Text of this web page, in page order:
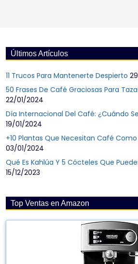
Últimos Artículos
11 Trucos Para Mantenerte Despierto
50 Frases De Café Graciosas Para
22/01/2024
Día Internacional Del Café: ¿Cuándo
19/01/2024
+10 Plantas Que Necesitan Café
03/01/2024
Qué Es Kahlúa Y 5 Cócteles Que
15/12/2023
Top Ventas en Amazon